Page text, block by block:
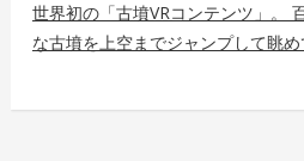
世界初の「古墳VRコンテンツ」。
な古墳を上空までジャンプして眺め